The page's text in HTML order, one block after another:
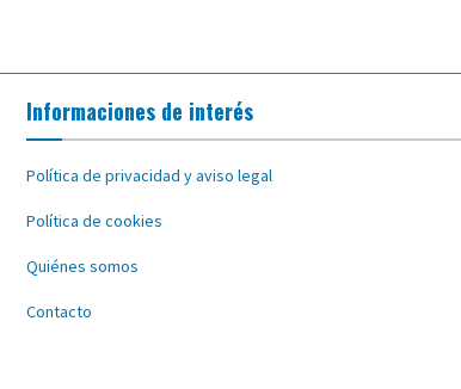
Informaciones de interés
Política de privacidad y aviso legal
Política de cookies
Quiénes somos
Contacto